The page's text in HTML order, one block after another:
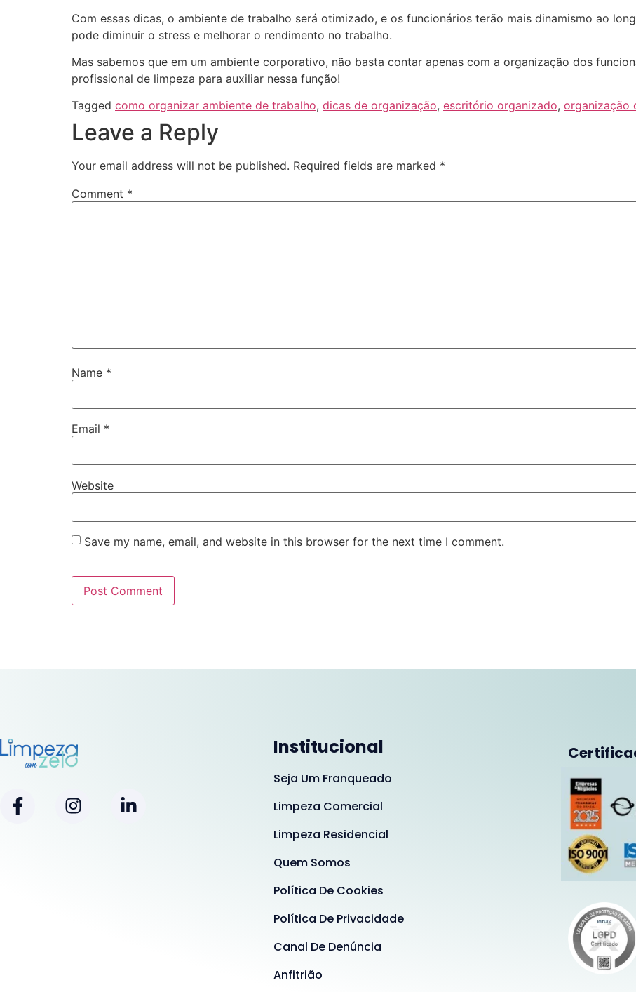
Com essas dicas, o ambiente de trabalho será otimizado, e os funcionários terão mais dinamismo ao
pode diminuir o stress e melhorar o rendimento no trabalho.
Mas sabemos que em um ambiente corporativo, não basta contar apenas com a organização dos
profissional de limpeza para auxiliar nessa função!
Tagged como organizar ambiente de trabalho, dicas de organização, escritório organizado, organização
Leave a Reply
Your email address will not be published. Required fields are marked *
Comment *
Name *
Email *
Website
Save my name, email, and website in this browser for the next time I comment.
Institucional
Seja Um Franqueado
Limpeza Comercial
Limpeza Residencial
Quem Somos
Política De Cookies
Política De Privacidade
Canal De Denúncia
Anfitrião